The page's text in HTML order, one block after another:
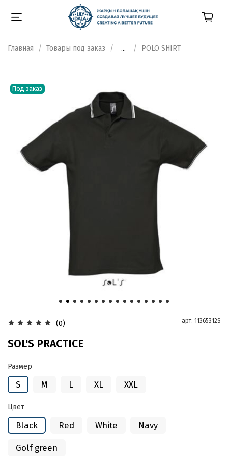
Главная Товары под заказ ... POLO SHIRT
Под заказ
(0) арт. 11365312S
SOL'S PRACTICE
Размер
S M L XL XXL
Цвет
Black Red White Navy
Golf green